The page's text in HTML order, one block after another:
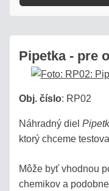
Pipetka - pre
Obj. číslo: RP02
Náhradný diel
ktorý chceme
Môže byť vhodnou
chemikov a
POTŘEBUJETE
REFRAKTOMETR?
STANOVENIE
CUKORNATOSTI
VÝŤAŽOK